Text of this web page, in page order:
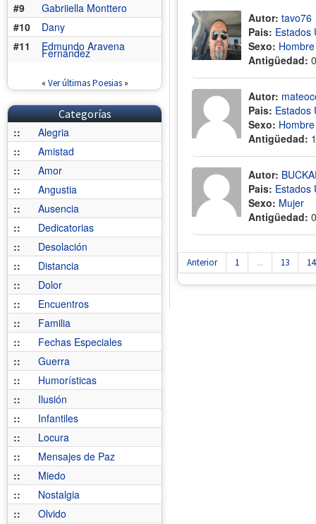
#9
Gabriiella Monttero
#10
Dany
#11
Edmundo Aravena
Fernández
« Ver últimas Poesias»
Categorías
::
Alegria
::
Amistad
::
Amor
::
Angustia
::
Ausencia
::
Dedicatorias
::
Desolación
::
Distancia
::
Dolor
::
Encuentros
::
Familia
::
Fechas Especiales
::
Guerra
::
Humorísticas
::
Ilusión
::
Infantiles
::
Locura
::
Mensajes de Paz
::
Miedo
::
Nostalgia
::
Olvido
Autor: tavo76
Pais: Estados
Sexo: Hombre
Antigüedad:
Autor:
Pais: Estados
Sexo: Hombre
Antigüedad:
Autor:
Pais: Estados
Sexo: Mujer
Antigüedad:
Anterior 1 ... 13 14